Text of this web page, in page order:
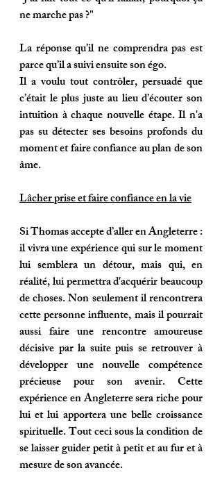
ne marche pas ?"
La réponse qu’il ne comprendra pas est
parce qu’il a suivi ensuite son égo.
Il a voulu tout contrôler, persuadé que
c’était le plus juste au lieu d’écouter son
intuition à chaque nouvelle étape. Il n'a
pas su détecter ses besoins profonds du
moment et faire confiance au plan de son
âme.
Lâcher prise et faire confiance en la vie
Si Thomas accepte d’aller en Angleterre :
il vivra une expérience qui sur le moment
lui semblera un détour, mais qui, en
réalité, lui permettra d'acquérir beaucoup
de choses. Non seulement il rencontrera
cette personne influente, mais il pourrait
aussi faire une rencontre amoureuse
décisive par la suite puis se retrouver à
développer une nouvelle compétence
précieuse pour son avenir. Cette
expérience en Angleterre sera riche pour
lui et lui apportera une belle croissance
spirituelle. Tout ceci sous la condition de
se laisser guider petit à petit et au fur et à
mesure de son avancée.